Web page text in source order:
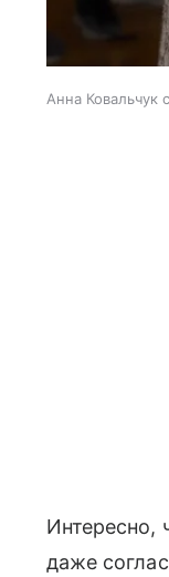
Анна Ковальчук
Интересно,
даже